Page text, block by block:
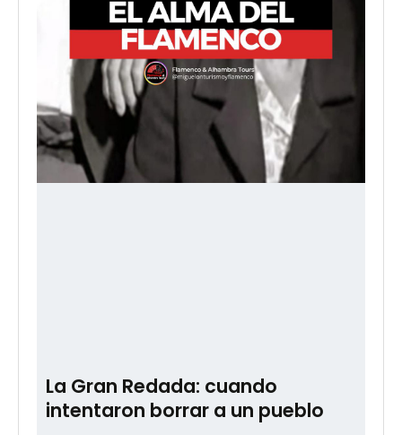
La Gran Redada: cuando
intentaron borrar a un pueblo